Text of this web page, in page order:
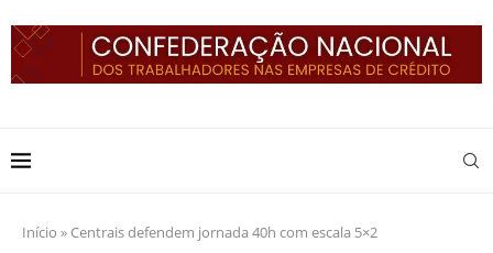
Início » Centrais defendem jornada 40h com escala 5×2